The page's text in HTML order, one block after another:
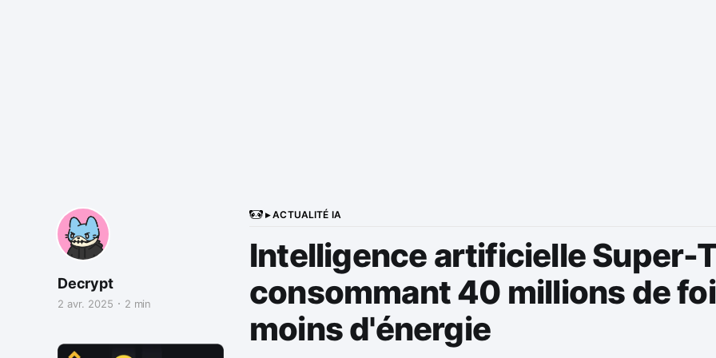
▸ ACTUALITÉ IA
Intelligence artificielle Super-
consommant 40 millions de
moins d'énergie
Decrypt
2 avr. 2025 2 min